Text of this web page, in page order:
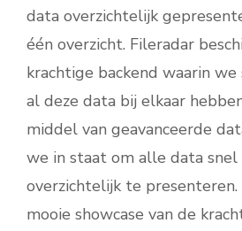
data overzichtelijk
één overzicht. Fileradar
krachtige backend waarin
al deze data bij elkaar
middel van geavanceerde
we in staat om alle data
overzichtelijk te presenteren.
mooie showcase van de